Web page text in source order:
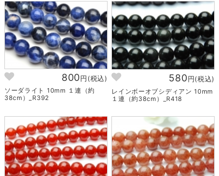
800円(税込)
ソーダライト 10mm １連（約
38cm）_R392
580円(税込)
レインボーオブシディアン 10mm
１連（約38cm）_R418